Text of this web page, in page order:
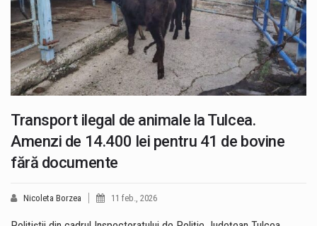
Transport ilegal de animale la Tulcea.
Amenzi de 14.400 lei pentru 41 de bovine
fără documente
Nicoleta Borzea 11 feb., 2026